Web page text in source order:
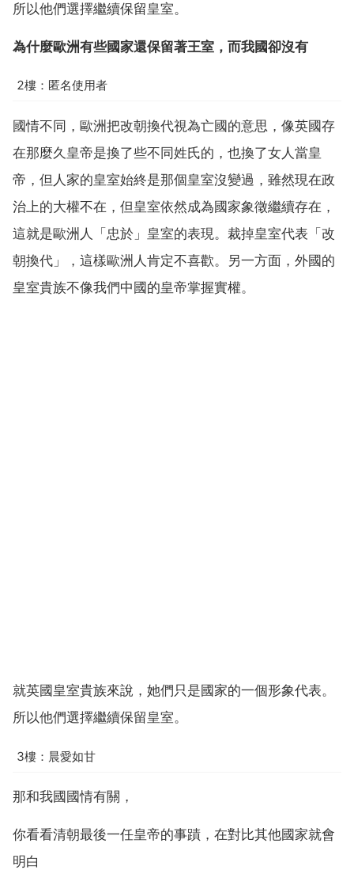
所以他們選擇繼續保留皇室。
為什麼歐洲有些國家還保留著王室，而我國卻沒有
2樓：匿名使用者
國情不同，歐洲把改朝換代視為亡國的意思，像英國存
在那麼久皇帝是換了些不同姓氏的，也換了女人當皇
帝，但人家的皇室始終是那個皇室沒變過，雖然現在政
治上的大權不在，但皇室依然成為國家象徵繼續存在，
這就是歐洲人「忠於」皇室的表現。裁掉皇室代表「改
朝換代」，這樣歐洲人肯定不喜歡。另一方面，外國的
皇室貴族不像我們中國的皇帝掌握實權。
就英國皇室貴族來說，她們只是國家的一個形象代表。
所以他們選擇繼續保留皇室。
3樓：晨愛如甘
那和我國國情有關，
你看看清朝最後一任皇帝的事蹟，在對比其他國家就會
明白